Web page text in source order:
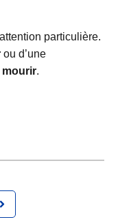
particulière.
ou d’une
mourir.